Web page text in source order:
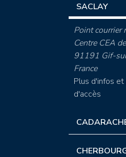
SACLAY
Point courrier
Centre CEA
91191 Gif-
France
Plus d'infos et
d'accès